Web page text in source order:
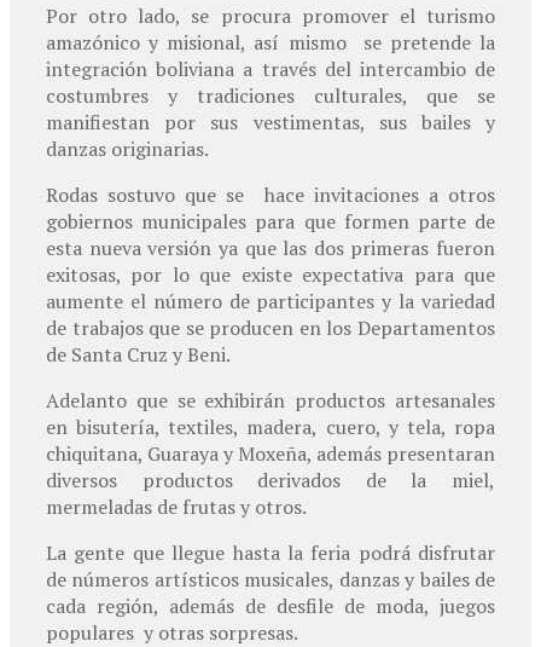
Por otro lado, se procura promover el turismo
amazónico y misional, así mismo se pretende la
integración boliviana a través del intercambio de
costumbres y tradiciones culturales, que se
manifiestan por sus vestimentas, sus bailes y
danzas originarias.
Rodas sostuvo que se hace invitaciones a otros
gobiernos municipales para que formen parte de
esta nueva versión ya que las dos primeras fueron
exitosas, por lo que existe expectativa para que
aumente el número de participantes y la variedad
de trabajos que se producen en los Departamentos
de Santa Cruz y Beni.
Adelanto que se exhibirán productos artesanales
en bisutería, textiles, madera, cuero, y tela, ropa
chiquitana, Guaraya y Moxeña, además presentaran
diversos productos derivados de la miel,
mermeladas de frutas y otros.
La gente que llegue hasta la feria podrá disfrutar
de números artísticos musicales, danzas y bailes de
cada región, además de desfile de moda, juegos
populares y otras sorpresas.